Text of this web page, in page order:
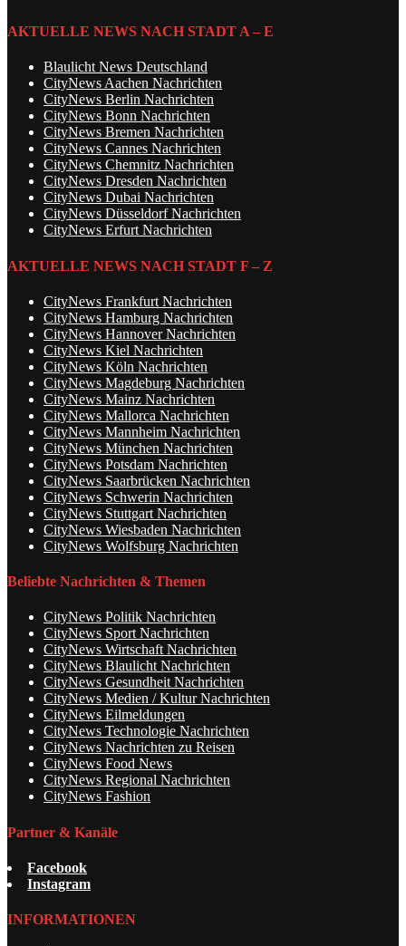
AKTUELLE NEWS NACH STADT A – E
Blaulicht News Deutschland
CityNews Aachen Nachrichten
CityNews Berlin Nachrichten
CityNews Bonn Nachrichten
CityNews Bremen Nachrichten
CityNews Cannes Nachrichten
CityNews Chemnitz Nachrichten
CityNews Dresden Nachrichten
CityNews Dubai Nachrichten
CityNews Düsseldorf Nachrichten
CityNews Erfurt Nachrichten
AKTUELLE NEWS NACH STADT F – Z
CityNews Frankfurt Nachrichten
CityNews Hamburg Nachrichten
CityNews Hannover Nachrichten
CityNews Kiel Nachrichten
CityNews Köln Nachrichten
CityNews Magdeburg Nachrichten
CityNews Mainz Nachrichten
CityNews Mallorca Nachrichten
CityNews Mannheim Nachrichten
CityNews München Nachrichten
CityNews Potsdam Nachrichten
CityNews Saarbrücken Nachrichten
CityNews Schwerin Nachrichten
CityNews Stuttgart Nachrichten
CityNews Wiesbaden Nachrichten
CityNews Wolfsburg Nachrichten
Beliebte Nachrichten & Themen
CityNews Politik Nachrichten
CityNews Sport Nachrichten
CityNews Wirtschaft Nachrichten
CityNews Blaulicht Nachrichten
CityNews Gesundheit Nachrichten
CityNews Medien / Kultur Nachrichten
CityNews Eilmeldungen
CityNews Technologie Nachrichten
CityNews Nachrichten zu Reisen
CityNews Food News
CityNews Regional Nachrichten
CityNews Fashion
Partner & Kanäle
Facebook
Instagram
INFORMATIONEN